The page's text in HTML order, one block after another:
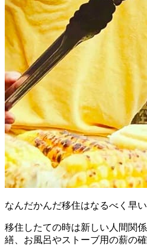
なんだかんだ移住はなるべく早
移住したての時は新しい人間関
繕、お風呂やストーブ用の薪の